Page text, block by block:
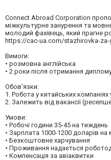
Connect Abroad Corporation
міжкультурне занурення та
молодий фахівець, який прагне
https://cac-ua.com/stazhirovka-
Вимоги:
• розмовна англійська
• 2 роки після отримання
Обов'язки:
1. Робота у китайських
2. Залежить від вакансії
Умови:
• Робочі години 35-45 на тиждень
• Зарплата 1000-1200 доларів на
• Безкоштовне харчування
• Проживання надається
• Компенсація за авіаквитки